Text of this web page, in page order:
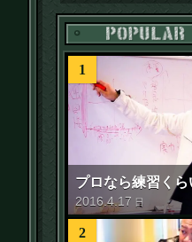
1
プロなら練習くら
2016 .4.17 日
2